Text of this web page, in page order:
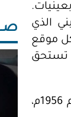
الذي
موقع
تستحق
من بين القصص التي اكتشفتها، حكاية خروج أخت جدها من القدس إلى غزة في عام 1956م،